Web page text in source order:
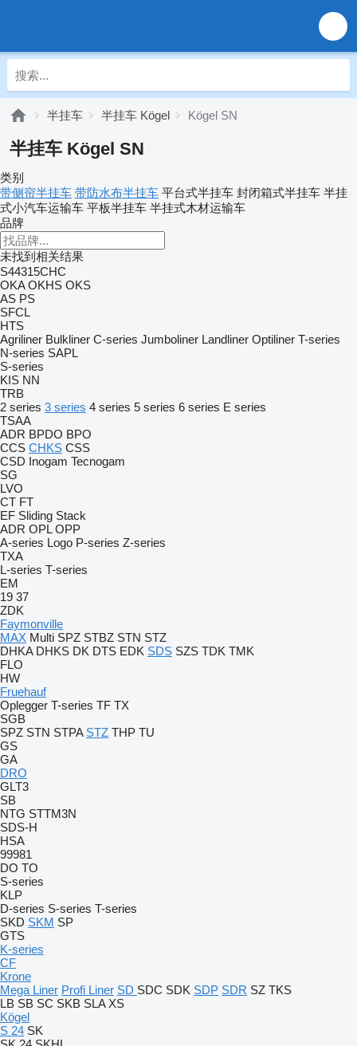
半挂车 半挂车 Kögel Kögel SN
半挂车 Kögel SN
类别
带侧帘半挂车 带防水布半挂车 平台式半挂车 封闭箱式半挂车 半挂
式小汽车运输车 平板半挂车 半挂式木材运输车
品牌
未找到相关结果
S44315CHC
OKA OKHS OKS
AS PS
SFCL
HTS
Agriliner Bulkliner C-series Jumboliner Landliner Optiliner T-series
N-series SAPL
S-series
KIS NN
TRB
2 series 3 series 4 series 5 series 6 series E series
TSAA
ADR BPDO BPO
CCS CHKS CSS
CSD Inogam Tecnogam
SG
LVO
CT FT
EF Sliding Stack
ADR OPL OPP
A-series Logo P-series Z-series
TXA
L-series T-series
EM
19 37
ZDK
Faymonville
MAX Multi SPZ STBZ STN STZ
DHKA DHKS DK DTS EDK SDS SZS TDK TMK
FLO
HW
Fruehauf
Oplegger T-series TF TX
SGB
SPZ STN STPA STZ THP TU
GS
GA
DRO
GLT3
SB
NTG STTM3N
SDS-H
HSA
99981
DO TO
S-series
KLP
D-series S-series T-series
SKD SKM SP
GTS
K-series
CF
Krone
Mega Liner Profi Liner SD SDC SDK SDP SDR SZ TKS
LB SB SC SKB SLA XS
Kögel
S 24 SK